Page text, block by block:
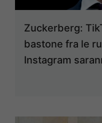
Zuckerberg:
bastone fra le
Instagram